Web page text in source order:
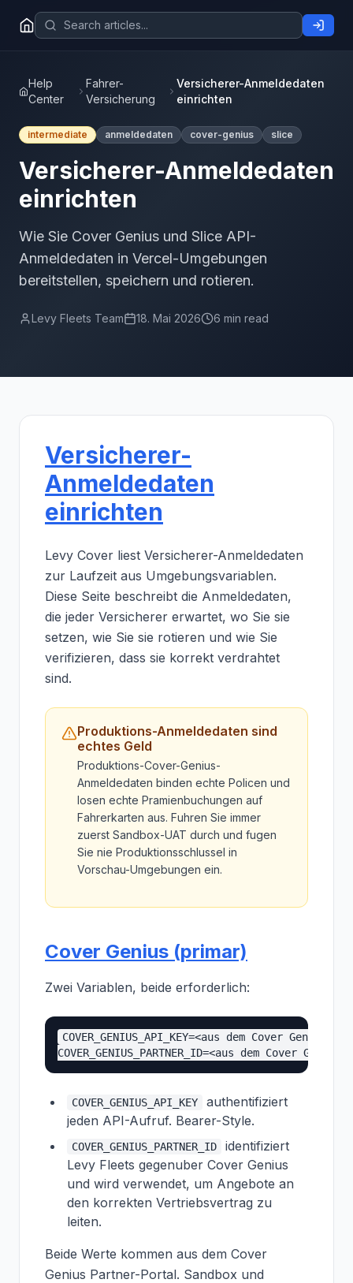
Help
Center
Fahrer-
Versicherung
Versicherer-Anmeldedaten
einrichten
intermediate anmeldedaten cover-genius slice
Versicherer-Anmeldedaten
einrichten
Wie Sie Cover Genius und Slice API-
Anmeldedaten in Vercel-Umgebungen
bereitstellen, speichern und rotieren.
Levy Fleets Team 18. Mai 2026 6 min read
Versicherer-
Anmeldedaten
einrichten
Levy Cover liest Versicherer-Anmeldedaten
zur Laufzeit aus Umgebungsvariablen.
Diese Seite beschreibt die Anmeldedaten,
die jeder Versicherer erwartet, wo Sie sie
setzen, wie Sie sie rotieren und wie Sie
verifizieren, dass sie korrekt verdrahtet
sind.
Produktions-Anmeldedaten sind
echtes Geld
Produktions-Cover-Genius-
Anmeldedaten binden echte Policen und
losen echte Pramienbuchungen auf
Fahrerkarten aus. Fuhren Sie immer
zuerst Sandbox-UAT durch und fugen
Sie nie Produktionsschlussel in
Vorschau-Umgebungen ein.
Cover Genius (primar)
Zwei Variablen, beide erforderlich:
COVER_GENIUS_API_KEY=<aus dem Cover Genius
COVER_GENIUS_API_KEY
authentifiziert
jeden API-Aufruf. Bearer-Style.
COVER_GENIUS_PARTNER_ID
identifiziert
Levy Fleets gegenuber Cover Genius
und wird verwendet, um Angebote an
den korrekten Vertriebsvertrag zu
leiten.
Beide Werte kommen aus dem Cover
Genius Partner-Portal. Sandbox und